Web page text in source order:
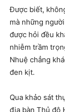
Được biết,
mà những
được hỏi đều
nhiễm trầm
Nhuệ chẳng
đen kịt.
Qua khảo sát
địa bàn Thủ đô